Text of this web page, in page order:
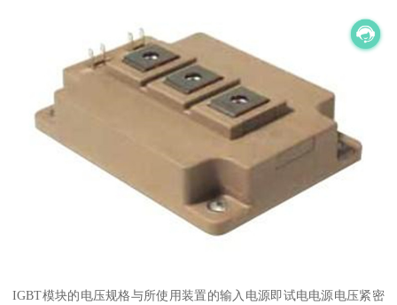
IGBT模块的电压规格与所使用装置的输入电源即试电电源电压紧密